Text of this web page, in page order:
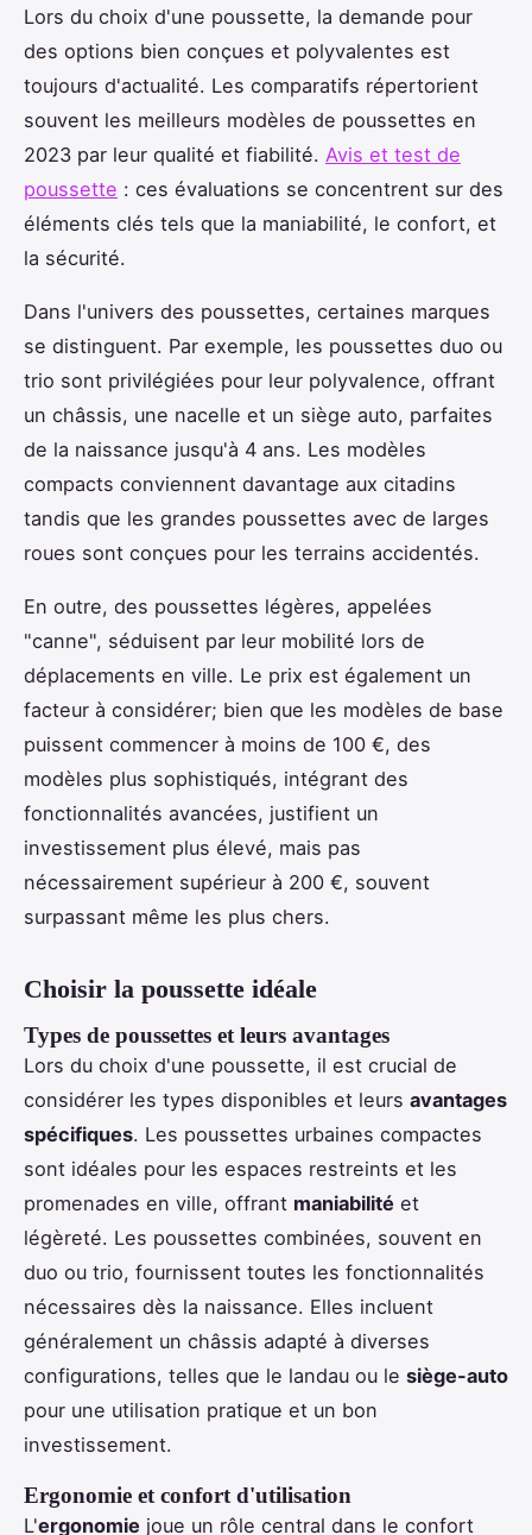
Lors du choix d'une poussette, la demande pour
des options bien conçues et polyvalentes est
toujours d'actualité. Les comparatifs répertorient
souvent les meilleurs modèles de poussettes en
2023 par leur qualité et fiabilité. Avis et test de
poussette : ces évaluations se concentrent sur des
éléments clés tels que la maniabilité, le confort, et
la sécurité.
Dans l'univers des poussettes, certaines marques
se distinguent. Par exemple, les poussettes duo ou
trio sont privilégiées pour leur polyvalence, offrant
un châssis, une nacelle et un siège auto, parfaites
de la naissance jusqu'à 4 ans. Les modèles
compacts conviennent davantage aux citadins
tandis que les grandes poussettes avec de larges
roues sont conçues pour les terrains accidentés.
En outre, des poussettes légères, appelées
"canne", séduisent par leur mobilité lors de
déplacements en ville. Le prix est également un
facteur à considérer; bien que les modèles de base
puissent commencer à moins de 100 €, des
modèles plus sophistiqués, intégrant des
fonctionnalités avancées, justifient un
investissement plus élevé, mais pas
nécessairement supérieur à 200 €, souvent
surpassant même les plus chers.
Choisir la poussette idéale
Types de poussettes et leurs avantages
Lors du choix d'une poussette, il est crucial de
considérer les types disponibles et leurs avantages
spécifiques. Les poussettes urbaines compactes
sont idéales pour les espaces restreints et les
promenades en ville, offrant maniabilité et
légèreté. Les poussettes combinées, souvent en
duo ou trio, fournissent toutes les fonctionnalités
nécessaires dès la naissance. Elles incluent
généralement un châssis adapté à diverses
configurations, telles que le landau ou le siège-auto
pour une utilisation pratique et un bon
investissement.
Ergonomie et confort d'utilisation
L'ergonomie joue un rôle central dans le confort